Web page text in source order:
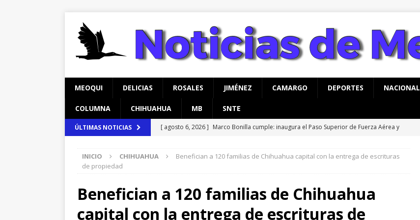
MEOQUI DELICIAS ROSALES JIMÉNEZ CAMARGO DEPORTES NACIONAL
COLUMNA CHIHUAHUA MB SNTE
ÚLTIMAS NOTICIAS [ agosto 6, 2026 ] Marco Bonilla cumple: inaugura el Paso Superior de Fuerza Aérea y
[ agosto 6, 2026 ]
*La advertencia de Maru *Más poder al poder *Barredoras… y
[ agosto 7, 2026 ] Invita Gobierno de Meoqui a taller gratuito de estimulación
temprana para mamás con bebés
MEOQUI
INICIO CHIHUAHUA
Benefician a 120 familias de Chihuahua capital con la entrega de escrituras
de propiedad
Benefician a 120 familias de Chihuahua
capital con la entrega de escrituras de